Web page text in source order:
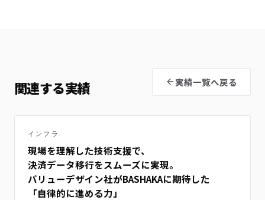
関連する実績 実績一覧へ戻る
インフラ
現場を理解した技術支援で、
決済データ移行をスムーズに実現。
バリューデザイン社がBASHAKAに期待した
「自律的に進める力」